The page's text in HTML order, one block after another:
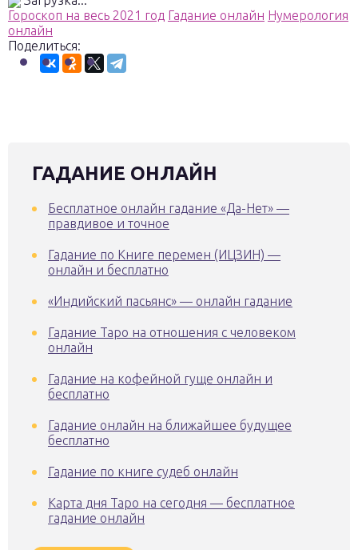
Гороскоп на весь 2021 год Гадание онлайн Нумерология
онлайн
Поделиться:
ГАДАНИЕ ОНЛАЙН
Бесплатное онлайн гадание «Да-Нет» —
правдивое и точное
Гадание по Книге перемен (ИЦЗИН) —
онлайн и бесплатно
«Индийский пасьянс» — онлайн гадание
Гадание Таро на отношения с человеком
онлайн
Гадание на кофейной гуще онлайн и
бесплатно
Гадание онлайн на ближайшее будущее
бесплатно
Гадание по книге судеб онлайн
Карта дня Таро на сегодня — бесплатное
гадание онлайн